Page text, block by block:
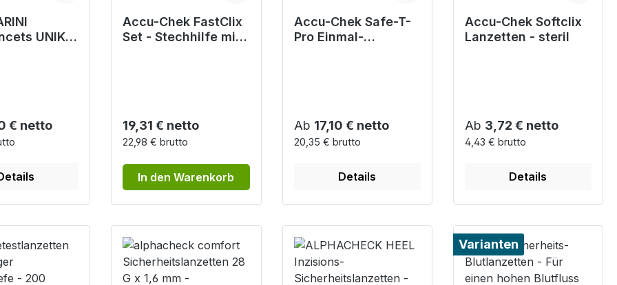
UNIK
Preis:
€ netto
Accu-Chek FastClix
Set - Stechhilfe mit
Regulärer Preis:
19,31 € netto
22,98 € brutto
In den Warenkorb
Accu-Chek Safe-T-
Pro Einmal-
Regulärer Preis:
Ab 17,10 € netto
20,35 € brutto
Details
Accu-Chek Softclix
Lanzetten - steril
Regulärer Preis:
Ab 3,72 € netto
4,43 € brutto
Details
Varianten